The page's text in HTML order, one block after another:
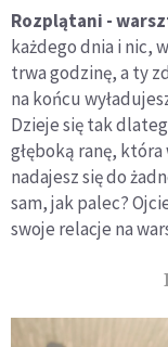
Rozplątani -
każdego dnia i nic,
trwa godzinę, a ty
na końcu
Dzieje się tak
głęboką ranę, która
nadajesz się do
sam, jak palec?
swoje relacje na